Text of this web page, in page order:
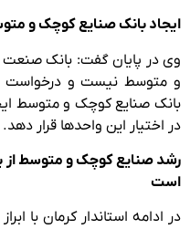
ایجاد بانک صنایع کوچک و
وی در پایان گفت: بانک
و متوسط نیست و درخواست
بانک صنایع کوچک و متوسط
در اختیار این واحدها قرار دهد.
رشد صنایع کوچک و متوسط
است
در ادامه استاندار کرمان با